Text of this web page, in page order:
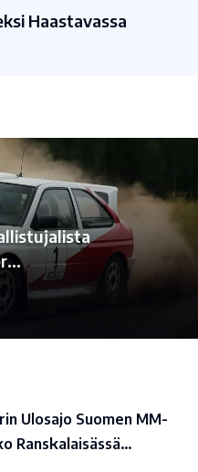
Haastavassa
Ulosajo Suomen MM-
Ranskalaisässä…